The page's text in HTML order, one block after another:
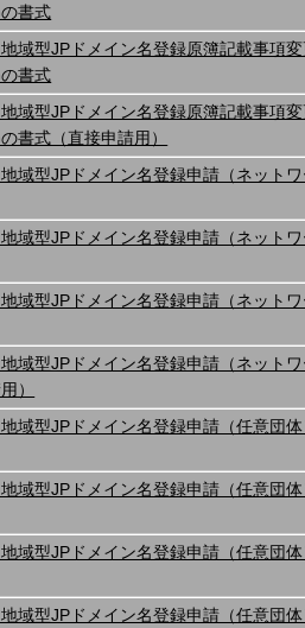
書式
域型JPドメイン名登録原簿記載事項
書式
域型JPドメイン名登録原簿記載事項
書式（直接申請用）
域型JPドメイン名登録申請（ネットワ
域型JPドメイン名登録申請（ネットワ
域型JPドメイン名登録申請（ネットワ
域型JPドメイン名登録申請（ネットワ
）
域型JPドメイン名登録申請（任意団
域型JPドメイン名登録申請（任意団
域型JPドメイン名登録申請（任意団
域型JPドメイン名登録申請（任意団